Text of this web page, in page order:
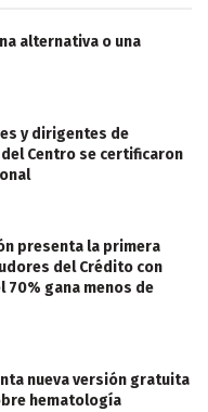
alternativa o una
y dirigentes de
Centro se certificaron
presenta la primera
del Crédito con
70% gana menos de
nueva versión gratuita
hematología